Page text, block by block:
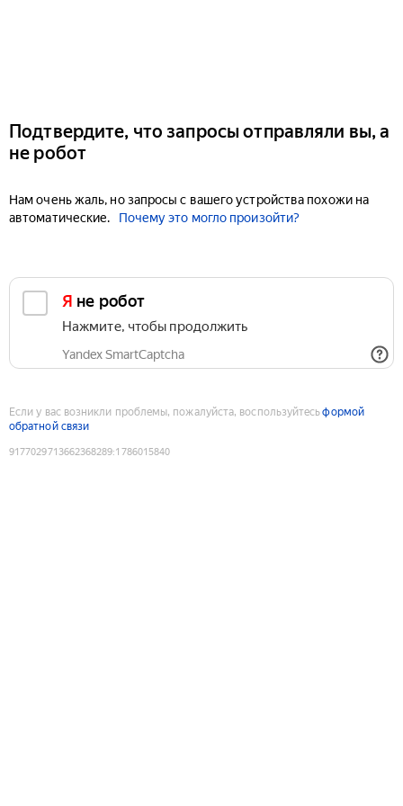
Подтвердите, что запросы отправляли вы, а
не робот
Нам очень жаль, но запросы с вашего устройства похожи на
автоматические.
Почему это могло произойти?
Я не робот
Нажмите, чтобы продолжить
Yandex SmartCaptcha
Если у вас возникли проблемы, пожалуйста, воспользуйтесьформой
обратной связи
9177029713662368289:1786015840